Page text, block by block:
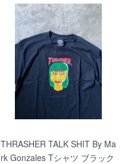
THRASHER TALK SHIT By Ma
rk Gonzales Tシャツ ブラック